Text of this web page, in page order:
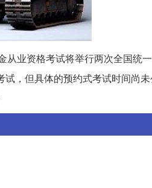
从业资格考试将举行两次全国统
，但具体的预约式考试时间尚